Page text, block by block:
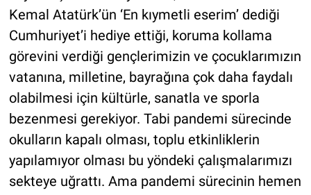
Kemal Atatürk’ün ‘En kıymetli eserim’ dediği
Cumhuriyet’i hediye ettiği, koruma kollama
görevini verdiği gençlerimizin ve çocuklarımızın
vatanına, milletine, bayrağına çok daha faydalı
olabilmesi için kültürle, sanatla ve sporla
bezenmesi gerekiyor. Tabi pandemi sürecinde
okulların kapalı olması, toplu etkinliklerin
yapılamıyor olması bu yöndeki çalışmalarımızı
sekteye uğrattı. Ama pandemi sürecinin hemen